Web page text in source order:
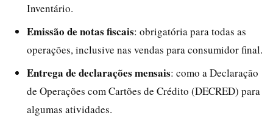
Inventário.
Emissão de notas fiscais: obrigatória para todas as
operações, inclusive nas vendas para consumidor final.
Entrega de declarações mensais: como a Declaração
de Operações com Cartões de Crédito (DECRED) para
algumas atividades.